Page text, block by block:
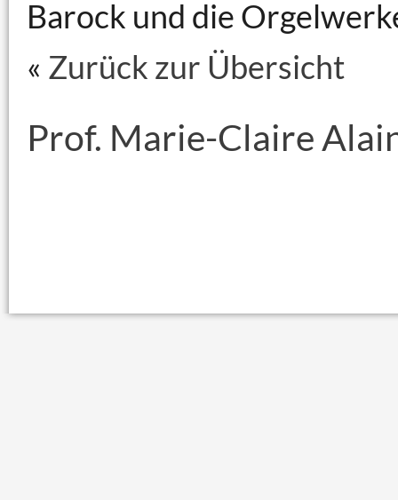
Barock und die
« Zurück zur Übersicht
Prof. Marie-Claire